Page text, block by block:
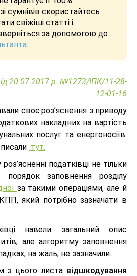
сумнівів скористайтесь
свіжіші статті і
за допомогою до
.
20.07.2017 р. №1273/ІПК/11-28-
12-01-16
своє роз’яснення з приводу
накладних на вартість
послуг та енергоносіїв.
тут.
податківці не тільки
порядок заповнення розділу
за такими операціями, але й
який потрібно зазначати в
навели загальний опис
але алгоритму заповнення
на жаль, не зазначили.
з цього листа відшкодування